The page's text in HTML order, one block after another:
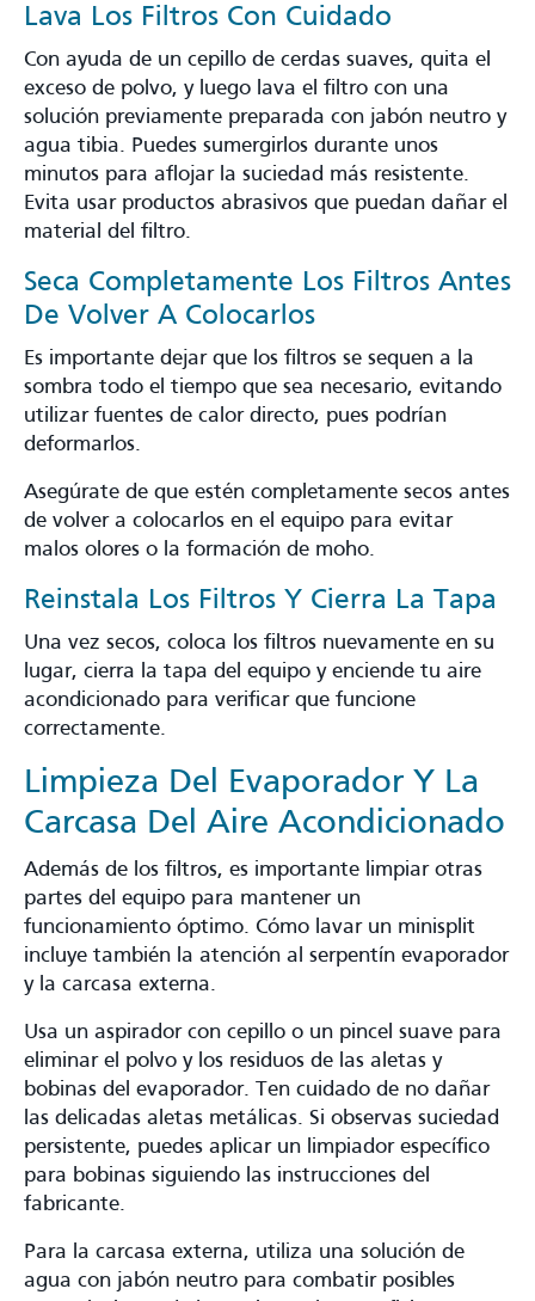
Lava Los Filtros Con Cuidado
Con ayuda de un cepillo de cerdas suaves, quita el
exceso de polvo, y luego lava el filtro con una
solución previamente preparada con jabón neutro y
agua tibia. Puedes sumergirlos durante unos
minutos para aflojar la suciedad más resistente.
Evita usar productos abrasivos que puedan dañar el
material del filtro.
Seca Completamente Los Filtros Antes
De Volver A Colocarlos
Es importante dejar que los filtros se sequen a la
sombra todo el tiempo que sea necesario, evitando
utilizar fuentes de calor directo, pues podrían
deformarlos.
Asegúrate de que estén completamente secos antes
de volver a colocarlos en el equipo para evitar
malos olores o la formación de moho.
Reinstala Los Filtros Y Cierra La Tapa
Una vez secos, coloca los filtros nuevamente en su
lugar, cierra la tapa del equipo y enciende tu aire
acondicionado para verificar que funcione
correctamente.
Limpieza Del Evaporador Y La
Carcasa Del Aire Acondicionado
Además de los filtros, es importante limpiar otras
partes del equipo para mantener un
funcionamiento óptimo. Cómo lavar un minisplit
incluye también la atención al serpentín evaporador
y la carcasa externa.
Usa un aspirador con cepillo o un pincel suave para
eliminar el polvo y los residuos de las aletas y
bobinas del evaporador. Ten cuidado de no dañar
las delicadas aletas metálicas. Si observas suciedad
persistente, puedes aplicar un limpiador específico
para bobinas siguiendo las instrucciones del
fabricante.
Para la carcasa externa, utiliza una solución de
agua con jabón neutro para combatir posibles